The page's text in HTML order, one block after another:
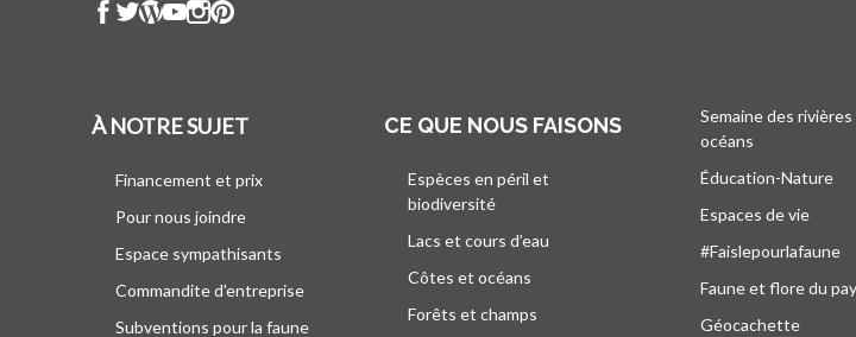
À NOTRE SUJET
Financement et prix
Pour nous joindre
Espace sympathisants
Commandite d'entreprise
Subventions pour la faune
CE QUE NOUS FAISONS
Espèces en péril et
biodiversité
Lacs et cours d’eau
Côtes et océans
Forêts et champs
Semaine des
océans
Éducation-Nature
Espaces de vie
#Faislepourlafaune
Faune et flore du
Géocachette